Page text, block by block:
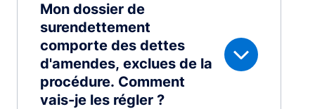
Mon dossier de
surendettement
comporte des dettes
d'amendes, exclues de la
procédure. Comment
vais-je les régler ?